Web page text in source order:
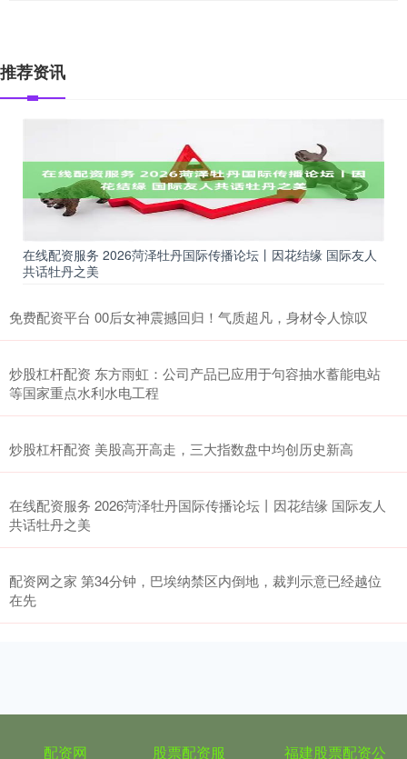
推荐资讯
在线配资服务 2026菏泽牡丹国际传播论坛丨因花结缘 国际友人
共话牡丹之美
免费配资平台 00后女神震撼回归！气质超凡，身材令人惊叹
炒股杠杆配资 东方雨虹：公司产品已应用于句容抽水蓄能电站
等国家重点水利水电工程
炒股杠杆配资 美股高开高走，三大指数盘中均创历史新高
在线配资服务 2026菏泽牡丹国际传播论坛丨因花结缘 国际友人
共话牡丹之美
配资网之家 第34分钟，巴埃纳禁区内倒地，裁判示意已经越位
在先
配资网 股票配资服 福建股票配资公